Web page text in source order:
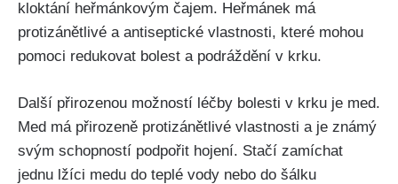
⁤kloktání heřmánkovým čajem. Heřmánek má
protizánětlivé a ‍antiseptické‍ vlastnosti, které mohou
⁢pomoci redukovat bolest a podráždění v​ krku.
Další přirozenou možností‍ léčby ⁣bolesti v​ krku je⁤ med.
​Med ⁢má​ přirozeně⁢ protizánětlivé⁢ vlastnosti a je⁤ známý⁣
svým‌ schopností podpořit hojení. Stačí zamíchat
jednu lžíci medu do teplé‌ vody nebo‍ do šálku